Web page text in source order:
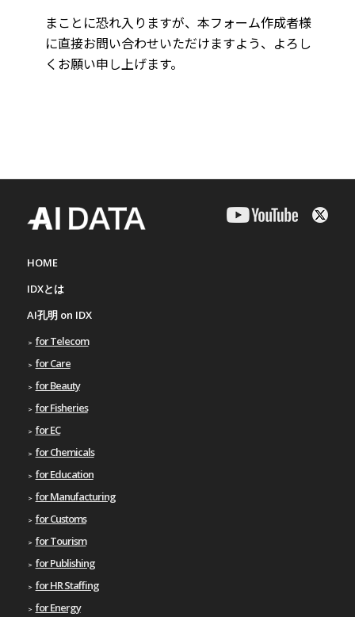
HOME
IDXとは
AI孔明 on IDX
for Telecom
for Care
for Beauty
for Fisheries
for EC
for Chemicals
for Education
for Manufacturing
for Customs
for Tourism
for Publishing
for HR Staffing
for Energy